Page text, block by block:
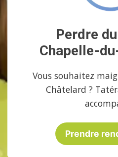
Perdre
Chapelle-
Vous souhaitez
Châtelard ?
Prendre